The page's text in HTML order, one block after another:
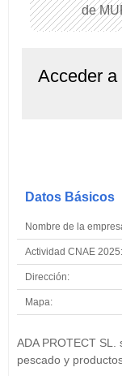
de
Acceder
Datos Básicos
Nombre de la
Actividad CNAE 2025:
Dirección:
Mapa:
ADA PROTECT
pescado y